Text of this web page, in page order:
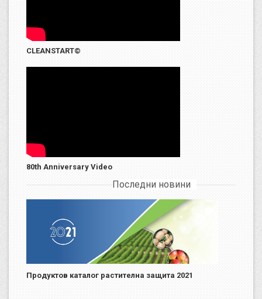
CLEANSTART©
80th Anniversary Video
Последни новини
Продуктов каталог растителна защита 2021